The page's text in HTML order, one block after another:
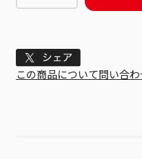
Tweet
この商品について問い合